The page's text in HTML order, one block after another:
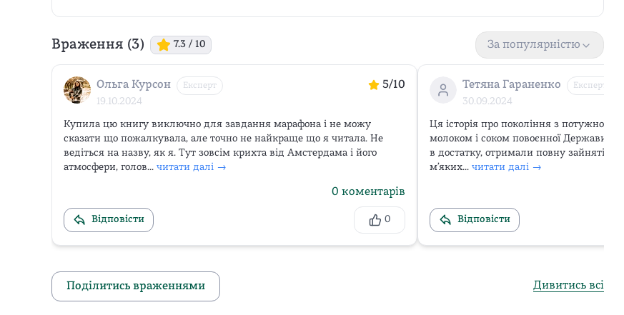
Враження (3) 7.3 / 10 За популярністю
Ольга Курсон Експерт
19.10.2024
5/10
Купила цю книгу виключно для завдання марафона і не можу
сказати що пожалкувала, але точно не найкраще що я читала. Не
ведіться на назву, як я. Тут зовсім крихта від Амстердама і його
атмосфери, голов... читати далі →
0 коментарів
Відповісти 0
Тетяна Гараненко Експерт
30.09.2024
Ця історія про покоління з потужною
молоком і соком повоєнної Держави,
в достатку, отримали повну
мʼяких... читати далі →
Відповісти
Поділитись враженнями Дивитись всі